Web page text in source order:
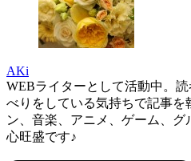
AKi
WEBライターとして活動中。
べりをしている気持ちで記事を
ン、音楽、アニメ、ゲーム、
心旺盛です♪